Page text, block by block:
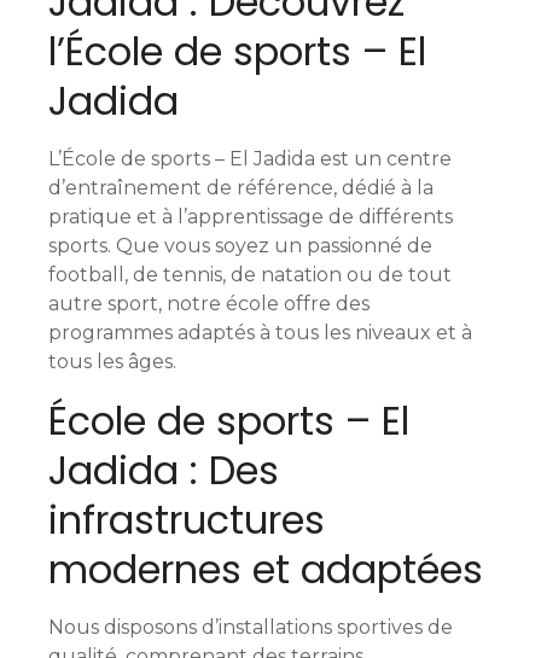
m
l’École de sports – El
Jadida
L’École de sports – El Jadida est un centre
d’entraînement de référence, dédié à la
pratique et à l’apprentissage de différents
sports. Que vous soyez un passionné de
football, de tennis, de natation ou de tout
autre sport, notre école offre des
programmes adaptés à tous les niveaux et à
tous les âges.
École de sports – El
Jadida : Des
infrastructures
modernes et adaptées
Nous disposons d’installations sportives de